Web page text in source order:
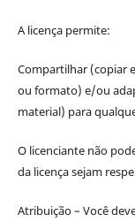
A licença permite:
Compartilhar (copiar
ou formato) e/ou
material) para
O licenciante não
da licença sejam
Atribuição – Você